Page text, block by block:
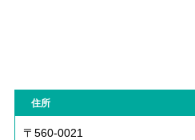
住所
〒560-0021